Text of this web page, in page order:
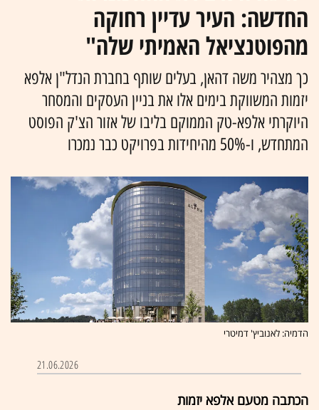
החדשה: העיר עדיין רחוקה
מהפוטנציאל האמיתי שלה"
כך מצהיר משה דהאן, בעלים שותף בחברת הנדל"ן אלפא
יזמות המשווקת בימים אלו את בניין העסקים והמסחר
היוקרתי אלפא-טק הממוקם בליבו של אזור הצ'ק הפוסט
המתחדש, ו-50% מהיחידות בפרויקט כבר נמכרו
הדמיה: לאנוביץ' דמיטרי
21.06.2026
הכתבה מטעם אלפא יזמות